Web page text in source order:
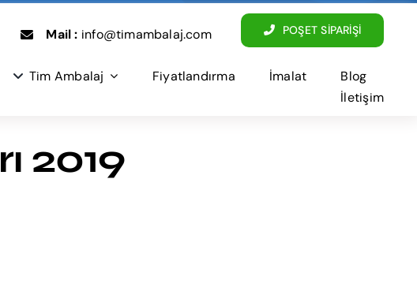
Mail : info@timambalaj.com POŞET SİPARİŞİ
Tim Ambalaj Fiyatlandırma İmalat
Blog
İletişim
2019